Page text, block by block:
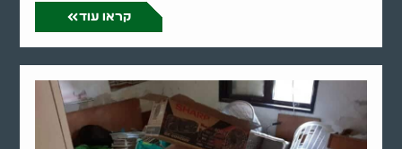
קראו עוד